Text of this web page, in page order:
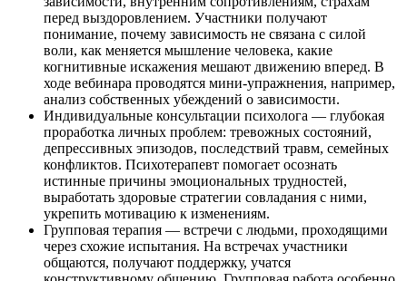
перед выздоровлением. Участники получают
понимание, почему зависимость не связана с силой
воли, как меняется мышление человека, какие
когнитивные искажения мешают движению вперед. В
ходе вебинара проводятся мини-упражнения, например,
анализ собственных убеждений о зависимости.
Индивидуальные консультации психолога — глубокая
проработка личных проблем: тревожных состояний,
депрессивных эпизодов, последствий травм, семейных
конфликтов. Психотерапевт помогает осознать
истинные причины эмоциональных трудностей,
выработать здоровые стратегии совладания с ними,
укрепить мотивацию к изменениям.
Групповая терапия — встречи с людьми, проходящими
через схожие испытания. На встречах участники
общаются, получают поддержку, учатся